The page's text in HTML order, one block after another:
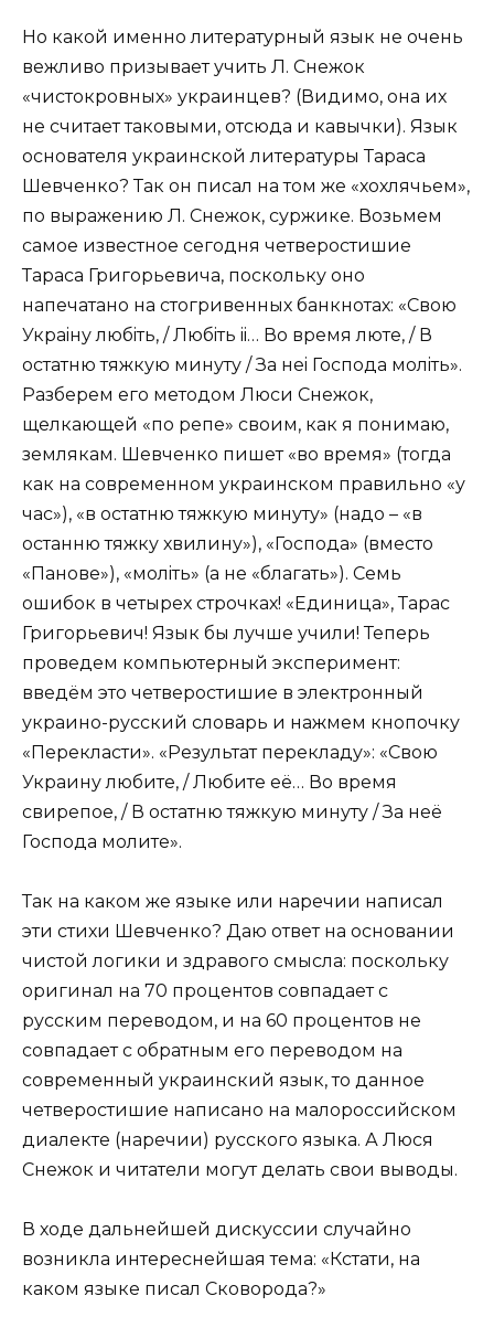
Но какой именно литературный язык не очень
вежливо призывает учить Л. Снежок
«чистокровных» украинцев? (Видимо, она их
не считает таковыми, отсюда и кавычки). Язык
основателя украинской литературы Тараса
Шевченко? Так он писал на том же «хохлячьем»,
по выражению Л. Снежок, суржике. Возьмем
самое известное сегодня четверостишие
Тараса Григорьевича, поскольку оно
напечатано на стогривенных банкнотах: «Свою
Украiну любiть, / Любiть ii… Во время люте, / В
остатню тяжкую минуту / За неi Господа молiть».
Разберем его методом Люси Снежок,
щелкающей «по репе» своим, как я понимаю,
землякам. Шевченко пишет «во время» (тогда
как на современном украинском правильно «у
час»), «в остатню тяжкую минуту» (надо – «в
останню тяжку хвилину»), «Господа» (вместо
«Пaнове»), «молiть» (а не «благать»). Семь
ошибок в четырех строчках! «Единица», Тарас
Григорьевич! Язык бы лучше учили! Теперь
проведем компьютерный эксперимент:
введём это четверостишие в электронный
украино-русский словарь и нажмем кнопочку
«Перекласти». «Результат перекладу»: «Свою
Украину любите, / Любите её… Во время
свирепое, / В остатню тяжкую минуту / За неё
Господа молите».
Так на каком же языке или наречии написал
эти стихи Шевченко? Даю ответ на основании
чистой логики и здравого смысла: поскольку
оригинал на 70 процентов совпадает с
русским переводом, и на 60 процентов не
совпадает с обратным его переводом на
современный украинский язык, то данное
четверостишие написано на малороссийском
диалекте (наречии) русского языка. А Люся
Снежок и читатели могут делать свои выводы.
В ходе дальнейшей дискуссии случайно
возникла интереснейшая тема: «Кстати, на
каком языке писал Сковорода?»